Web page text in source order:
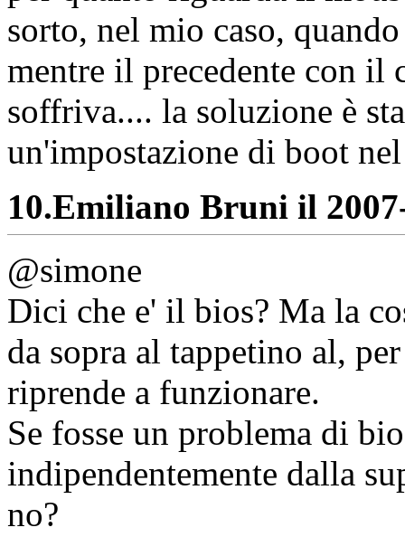
sorto, nel mio caso,
mentre il precedente con il
soffriva.... la soluzione è
un'impostazione di boot
10.Emiliano Bruni il
@simone
Dici che e' il bios? Ma la
da sopra al tappetino al,
riprende a funzionare.
Se fosse un problema di
indipendentemente dalla
no?